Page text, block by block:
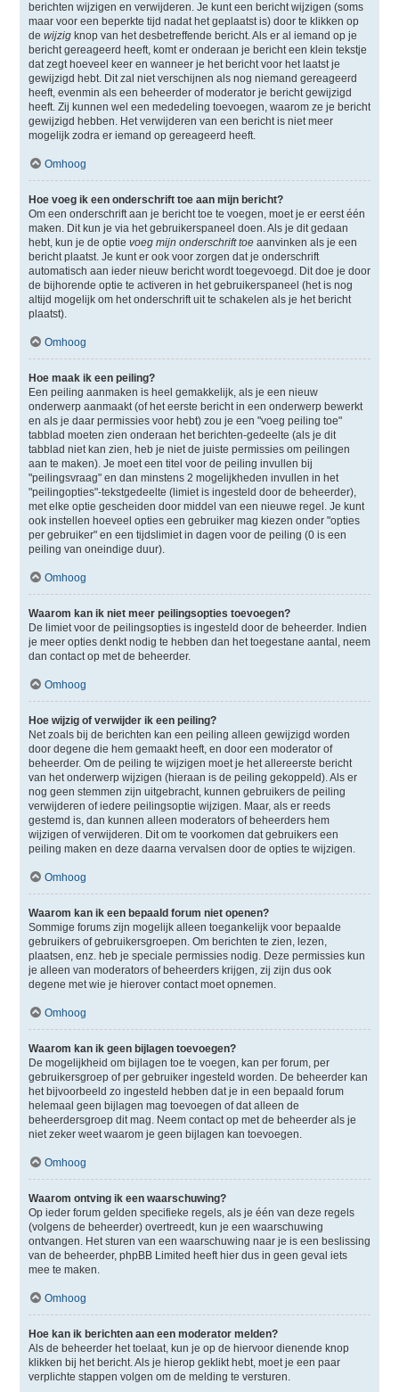
berichten wijzigen en verwijderen. Je kunt een bericht wijzigen (soms
maar voor een beperkte tijd nadat het geplaatst is) door te klikken op
de wijzigknop van het desbetreffende bericht. Als er al iemand op je
bericht gereageerd heeft, komt er onderaan je bericht een klein tekstje
dat zegt hoeveel keer en wanneer je het bericht voor het laatst je
gewijzigd hebt. Dit zal niet verschijnen als nog niemand gereageerd
heeft, evenmin als een beheerder of moderator je bericht gewijzigd
heeft. Zij kunnen wel een mededeling toevoegen, waarom ze je bericht
gewijzigd hebben. Het verwijderen van een bericht is niet meer
mogelijk zodra er iemand op gereageerd heeft.
Omhoog
Hoe voeg ik een onderschrift toe aan mijn bericht?
Om een onderschrift aan je bericht toe te voegen, moet je er eerst één
maken. Dit kun je via het gebruikerspaneel doen. Als je dit gedaan
hebt, kun je de optie voeg mijn onderschrift toeaanvinken als je een
bericht plaatst. Je kunt er ook voor zorgen dat je onderschrift
automatisch aan ieder nieuw bericht wordt toegevoegd. Dit doe je door
de bijhorende optie te activeren in het gebruikerspaneel (het is nog
altijd mogelijk om het onderschrift uit te schakelen als je het bericht
plaatst).
Omhoog
Hoe maak ik een peiling?
Een peiling aanmaken is heel gemakkelijk, als je een nieuw
onderwerp aanmaakt (of het eerste bericht in een onderwerp bewerkt
en als je daar permissies voor hebt) zou je een "voeg peiling toe"
tabblad moeten zien onderaan het berichten-gedeelte (als je dit
tabblad niet kan zien, heb je niet de juiste permissies om peilingen
aan te maken). Je moet een titel voor de peiling invullen bij
"peilingsvraag" en dan minstens 2 mogelijkheden invullen in het
"peilingopties"-tekstgedeelte (limiet is ingesteld door de beheerder),
met elke optie gescheiden door middel van een nieuwe regel. Je kunt
ook instellen hoeveel opties een gebruiker mag kiezen onder "opties
per gebruiker" en een tijdslimiet in dagen voor de peiling (0 is een
peiling van oneindige duur).
Omhoog
Waarom kan ik niet meer peilingsopties toevoegen?
De limiet voor de peilingsopties is ingesteld door de beheerder. Indien
je meer opties denkt nodig te hebben dan het toegestane aantal, neem
dan contact op met de beheerder.
Omhoog
Hoe wijzig of verwijder ik een peiling?
Net zoals bij de berichten kan een peiling alleen gewijzigd worden
door degene die hem gemaakt heeft, en door een moderator of
beheerder. Om de peiling te wijzigen moet je het allereerste bericht
van het onderwerp wijzigen (hieraan is de peiling gekoppeld). Als er
nog geen stemmen zijn uitgebracht, kunnen gebruikers de peiling
verwijderen of iedere peilingsoptie wijzigen. Maar, als er reeds
gestemd is, dan kunnen alleen moderators of beheerders hem
wijzigen of verwijderen. Dit om te voorkomen dat gebruikers een
peiling maken en deze daarna vervalsen door de opties te wijzigen.
Omhoog
Waarom kan ik een bepaald forum niet openen?
Sommige forums zijn mogelijk alleen toegankelijk voor bepaalde
gebruikers of gebruikersgroepen. Om berichten te zien, lezen,
plaatsen, enz. heb je speciale permissies nodig. Deze permissies kun
je alleen van moderators of beheerders krijgen, zij zijn dus ook
degene met wie je hierover contact moet opnemen.
Omhoog
Waarom kan ik geen bijlagen toevoegen?
De mogelijkheid om bijlagen toe te voegen, kan per forum, per
gebruikersgroep of per gebruiker ingesteld worden. De beheerder kan
het bijvoorbeeld zo ingesteld hebben dat je in een bepaald forum
helemaal geen bijlagen mag toevoegen of dat alleen de
beheerdersgroep dit mag. Neem contact op met de beheerder als je
niet zeker weet waarom je geen bijlagen kan toevoegen.
Omhoog
Waarom ontving ik een waarschuwing?
Op ieder forum gelden specifieke regels, als je één van deze regels
(volgens de beheerder) overtreedt, kun je een waarschuwing
ontvangen. Het sturen van een waarschuwing naar je is een beslissing
van de beheerder, phpBB Limited heeft hier dus in geen geval iets
mee te maken.
Omhoog
Hoe kan ik berichten aan een moderator melden?
Als de beheerder het toelaat, kun je op de hiervoor dienende knop
klikken bij het bericht. Als je hierop geklikt hebt, moet je een paar
verplichte stappen volgen om de melding te versturen.